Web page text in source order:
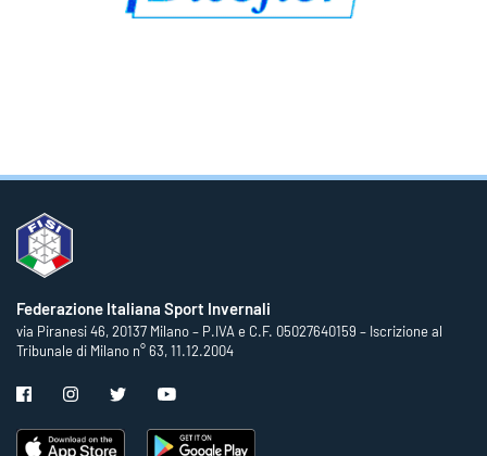
Federazione Italiana Sport Invernali
via Piranesi 46, 20137 Milano – P.IVA e C.F. 05027640159 – Iscrizione al
Tribunale di Milano n° 63, 11.12.2004